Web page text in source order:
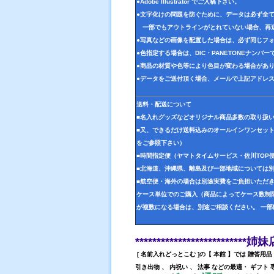
●Adobe Illustrator でご入稿下さい。
●文字化けの問題を防ぐために、データは必ず全
一部でもアウトラインがとれていない場合、再
●写真などの画像を配置した場合は、必ず同じフ
●色指定する場合は、DIC・PANETONEナンバー
●商品の材質や色等により色目が変わる場合があ
●データをご送付頂く場合、メールで上記アドレ
送料・配送について
■名入れグッズなどオリジナル商品多数の取り扱
■又、できるだけ送料込みのオールインワンセッ
をご参照下さい）
■時間指定便（ヤマトタイムサービス・佐川TOP
■北海道、沖縄県、離島及び一部地域については
■航空便・海外の場合は別途実費をご負担いただ
ケース単位でのご購入（商品によってケース数
が複数になる場合は、別途ご相談ください。 一
**************************姉妹
[ 名前入れどっとこむ ]の【 本館 】では 贈答用
引き出物 、 内祝い 、 法事 などの最適・ ギフト